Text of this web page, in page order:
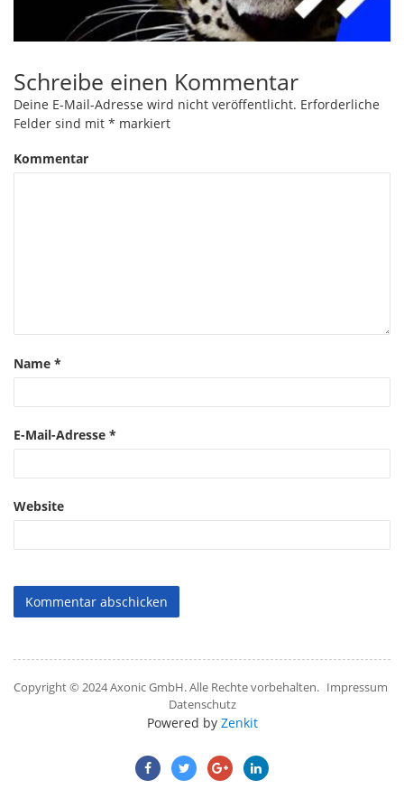
Schreibe einen Kommentar
Deine E-Mail-Adresse wird nicht veröffentlicht. Erforderliche
Felder sind mit * markiert
Kommentar
Name *
E-Mail-Adresse *
Website
Copyright © 2024 Axonic GmbH. Alle Rechte vorbehalten. Impressum
Datenschutz
Powered by Zenkit